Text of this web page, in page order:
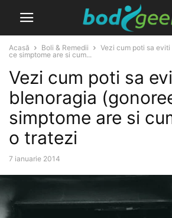
Acasă Boli & Remedii
Vezi cum poti sa
ce simptome are si cum...
Vezi cum poti sa
blenoragia
simptome are si
o tratezi
7 ianuarie 2014